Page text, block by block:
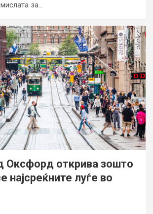
за…
Оксфорд открива зошто
најсреќните луѓе во